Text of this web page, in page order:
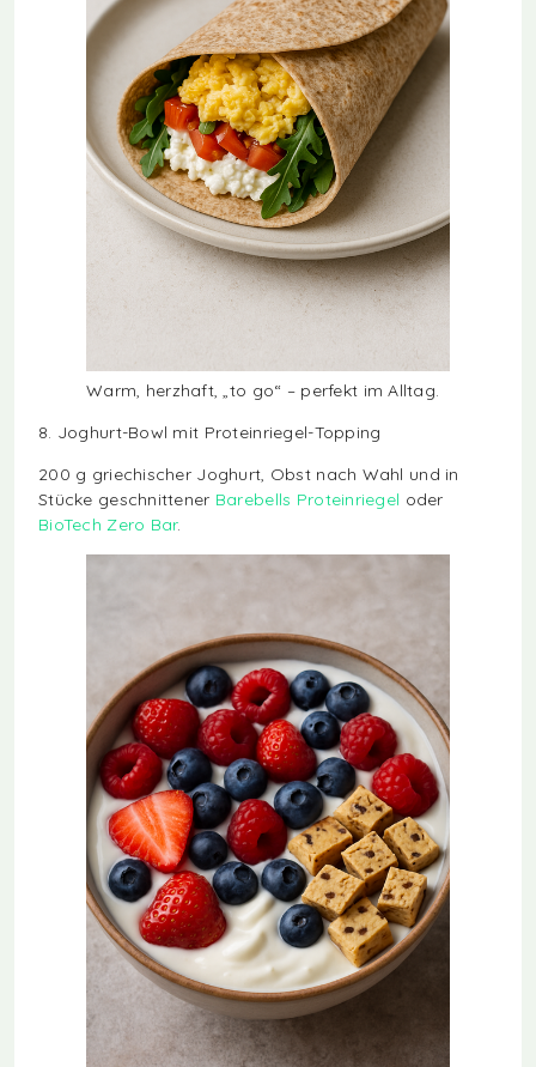
Warm, herzhaft, „to go“ – perfekt im Alltag.
8. Joghurt-Bowl mit Proteinriegel-Topping
200 g griechischer Joghurt, Obst nach Wahl und in
Stücke geschnittener Barebells Proteinriegel oder
BioTech Zero Bar.